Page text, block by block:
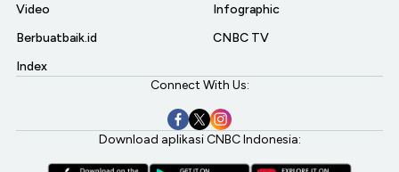
Video
Berbuatbaik.id
Index
Infographic
CNBC TV
Connect With Us:
Download aplikasi CNBC Indonesia: